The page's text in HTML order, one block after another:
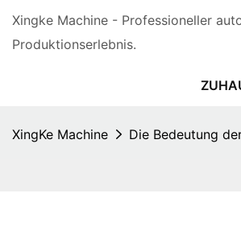
Xingke Machine - Professioneller
Produktionserlebnis.
XingKe Machine Die Bedeutung